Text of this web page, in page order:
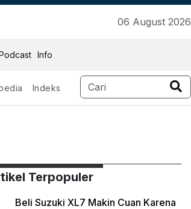
06 August 2026
Info
Indeks
Terpopuler
Beli Suzuki XL7 Makin Cuan Karena